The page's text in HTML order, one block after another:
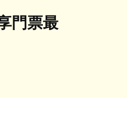
門票最